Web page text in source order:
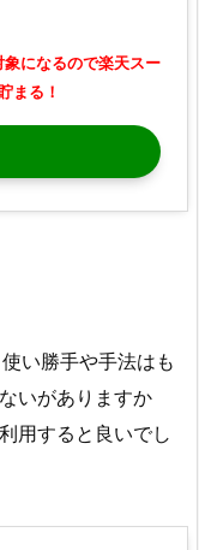
になるので楽天スー
まる！
い勝手や手法はも
いがありますか
用すると良いでし